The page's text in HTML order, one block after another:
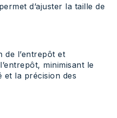
d’ajuster la taille de
de l’entrepôt et
minimisant le
et la précision des